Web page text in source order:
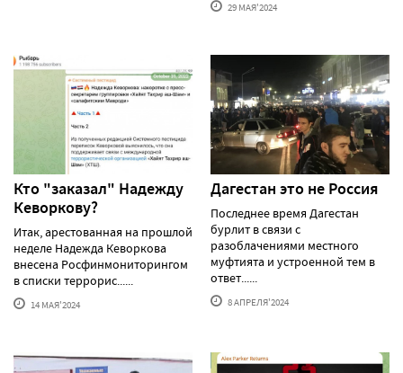
29 МАЯ'2024
Кто "заказал" Надежду
Кеворкову?
Итак, арестованная на прошлой
неделе Надежда Кеворкова
внесена Росфинмониторингом
в списки террорис......
14 МАЯ'2024
Дагестан это не Россия
Последнее время Дагестан
бурлит в связи с
разоблачениями местного
муфтията и устроенной тем в
ответ......
8 АПРЕЛЯ'2024